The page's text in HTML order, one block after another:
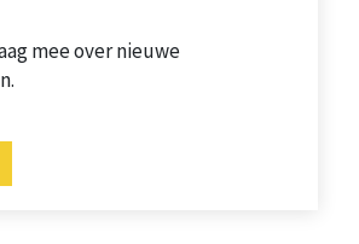
mee over nieuwe